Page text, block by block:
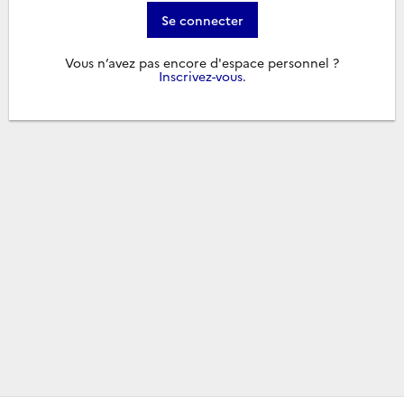
Se connecter
Vous n’avez pas encore d'espace personnel ?
Inscrivez-vous.